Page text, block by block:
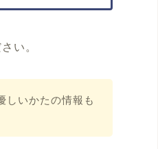
い。
しいかたの情報も